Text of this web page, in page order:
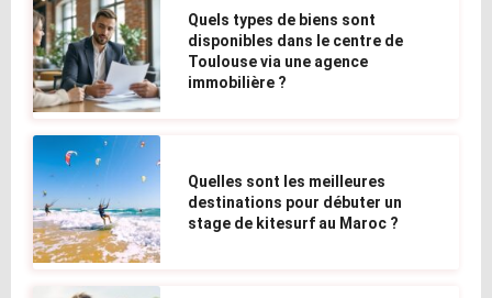
Quels types de biens sont
disponibles dans le centre de
Toulouse via une agence
immobilière ?
Quelles sont les meilleures
destinations pour débuter un
stage de kitesurf au Maroc ?